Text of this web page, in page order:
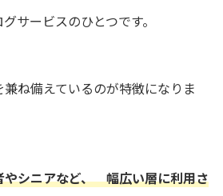
サービスのひとつです。
ね備えているのが特徴になりま
やシニアなど、 幅広い層に利用さ